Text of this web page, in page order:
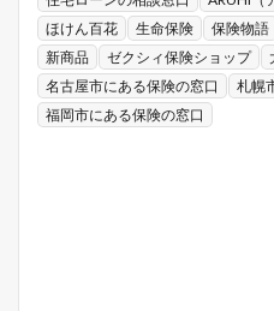
ほけん百花
生命保険 保険物語
新商品
ゼクシィ保険ショップ
名古屋市にある保険の窓口
札幌
福岡市にある保険の窓口